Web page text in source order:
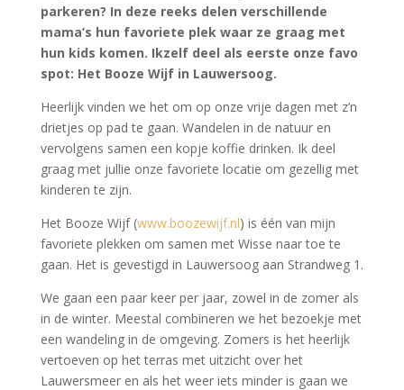
parkeren? In deze reeks delen verschillende
mama’s hun favoriete plek waar ze graag met
hun kids komen. Ikzelf deel als eerste onze favo
spot: Het Booze Wijf in Lauwersoog.
Heerlijk vinden we het om op onze vrije dagen met z’n
drietjes op pad te gaan. Wandelen in de natuur en
vervolgens samen een kopje koffie drinken. Ik deel
graag met jullie onze favoriete locatie om gezellig met
kinderen te zijn.
Het Booze Wijf (www.boozewijf.nl) is één van mijn
favoriete plekken om samen met Wisse naar toe te
gaan. Het is gevestigd in Lauwersoog aan Strandweg 1.
We gaan een paar keer per jaar, zowel in de zomer als
in de winter. Meestal combineren we het bezoekje met
een wandeling in de omgeving. Zomers is het heerlijk
vertoeven op het terras met uitzicht over het
Lauwersmeer en als het weer iets minder is gaan we